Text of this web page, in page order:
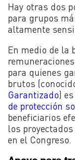
Hay otras dos
para grupos
altamente
En medio de la
para quienes
brutos
Garantizado)
de protección
beneficiarios
los
en el Congreso.